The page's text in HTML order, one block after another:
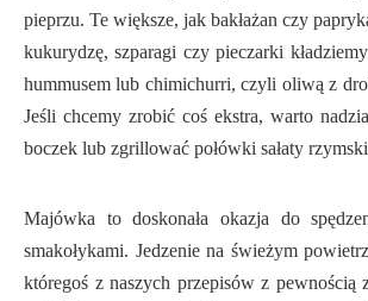
pieprzu. Te większe, jak bakłażan czy
kukurydzę, szparagi czy pieczarki
hummusem lub chimichurri, czyli oliwą z
Jeśli chcemy zrobić coś ekstra, warto
boczek lub zgrillować połówki sałaty
Majówka to doskonała okazja do
smakołykami. Jedzenie na świeżym
któregoś z naszych przepisów z